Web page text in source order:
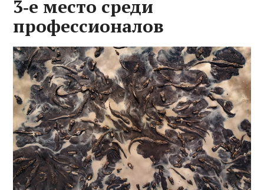
3‑е место среди
профессионалов